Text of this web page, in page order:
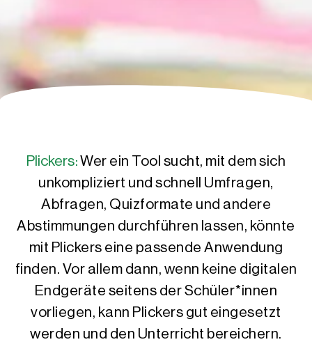
Plickers: Wer ein Tool sucht, mit dem sich
unkompliziert und schnell Umfragen,
Abfragen, Quizformate und andere
Abstimmungen durchführen lassen, könnte
mit Plickers eine passende Anwendung
finden. Vor allem dann, wenn keine digitalen
Endgeräte seitens der Schüler*innen
vorliegen, kann Plickers gut eingesetzt
werden und den Unterricht bereichern.